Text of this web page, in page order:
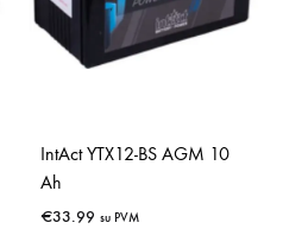
IntAct YTX12-BS AGM 10
Ah
€33.99 su PVM